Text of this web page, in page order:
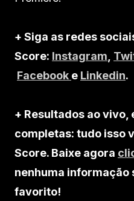
+ Siga as redes
Score: Instagram
Facebook e Linkedin.
+ Resultados ao
completas: tudo isso
Score. Baixe agora
nenhuma informação
favorito!